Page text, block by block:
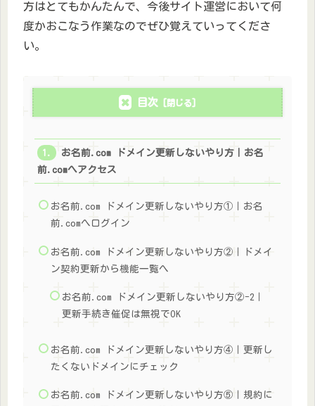
方はとてもかんたんで、今後サイト運営において何
度かおこなう作業なのでぜひ覚えていってくださ
い。
目次
お名前.com ドメイン更新しないやり方｜お名
前.comへアクセス
お名前.com ドメイン更新しないやり方①｜お名
前.comへログイン
お名前.com ドメイン更新しないやり方②｜ドメイ
ン契約更新から機能一覧へ
お名前.com ドメイン更新しないやり方②-2｜
更新手続き催促は無視でOK
お名前.com ドメイン更新しないやり方④｜更新し
たくないドメインにチェック
お名前.com ドメイン更新しないやり方⑤｜規約に